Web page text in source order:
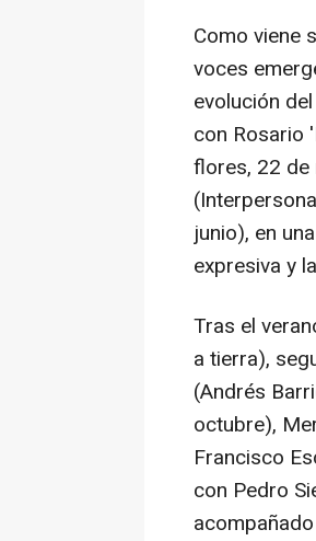
Como viene
voces
evolución
con Rosario
flores, 22 de
junio), en
expresiva y
Tras el
a tierra),
(Andrés
octubre),
Francisco
con Pedro